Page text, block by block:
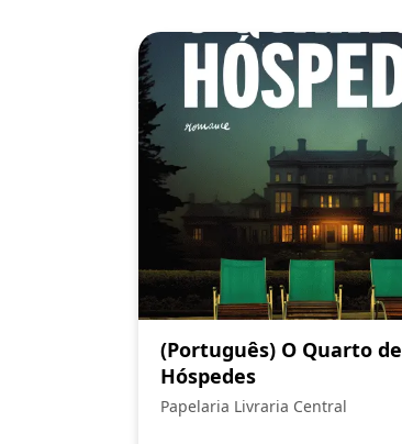
(Português) O Quarto de
Hóspedes
Papelaria Livraria Central